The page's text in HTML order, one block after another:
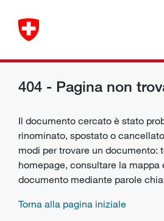
404 - Pagina non
Il documento cercato è stato
rinominato, spostato o
modi per trovare un documento:
homepage, consultare la mappa
documento mediante parole
Torna alla pagina iniziale